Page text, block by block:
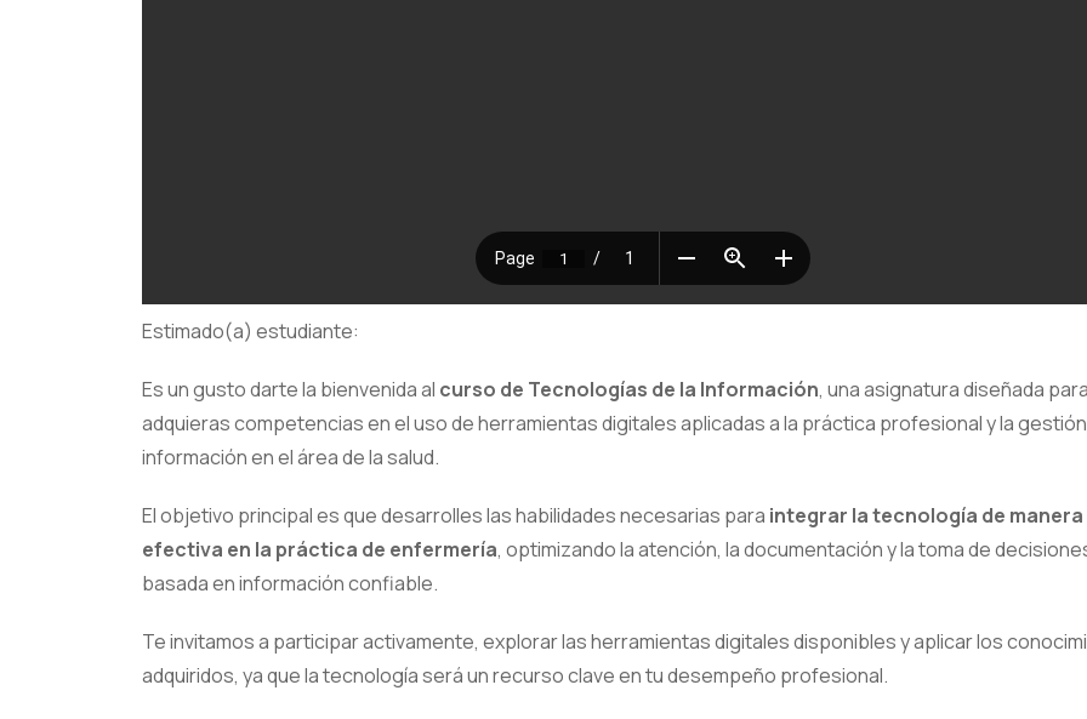
Estimado(a) estudiante:
Es un gusto darte la bienvenida al curso de Tecnologías de la Información, una asignatura diseñada
adquieras competencias en el uso de herramientas digitales aplicadas a la práctica profesional y la
información en el área de la salud.
El objetivo principal es que desarrolles las habilidades necesarias para integrar la tecnología de manera
efectiva en la práctica de enfermería, optimizando la atención, la documentación y la toma de
basada en información confiable.
Te invitamos a participar activamente, explorar las herramientas digitales disponibles y aplicar los
adquiridos, ya que la tecnología será un recurso clave en tu desempeño profesional.